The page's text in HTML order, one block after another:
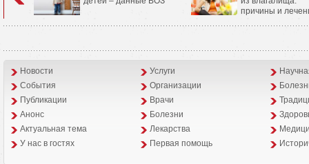
причины и
Новости Услуги
События
Организации
Публикации
Врачи
Анонс
Болезни
Aктуальная тема
Лекарства
У нас в гостях
Первая помощь